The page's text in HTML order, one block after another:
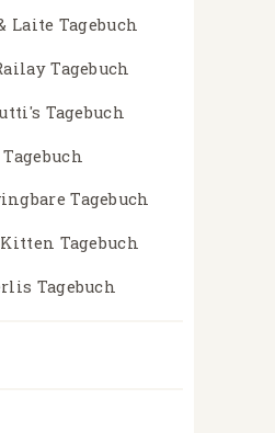
Laite Tagebuch
Tagebuch
Tagebuch
Tagebuch
Tagebuch
Tagebuch